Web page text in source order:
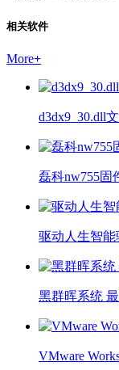
相关软件
More+
d3dx9_30.dll
磊科nw755固
驱动人生智能
黑群晖系统
VMware